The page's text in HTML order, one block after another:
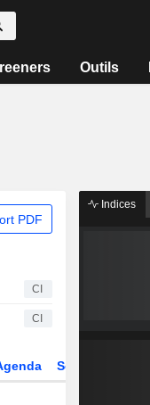
Outils
PDF
CI
CI
Secteur
Indices